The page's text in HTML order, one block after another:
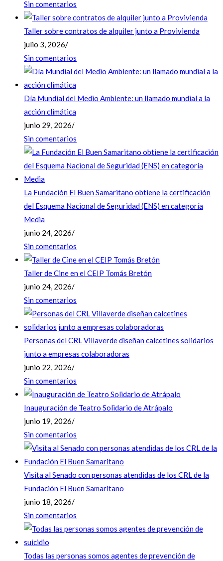
Sin comentarios
Taller sobre contratos de alquiler junto a Provivienda
julio 3, 2026/
Sin comentarios
Día Mundial del Medio Ambiente: un llamado mundial a la
acción climática
junio 29, 2026/
Sin comentarios
La Fundación El Buen Samaritano obtiene la certificación
del Esquema Nacional de Seguridad (ENS) en categoría
Media
junio 24, 2026/
Sin comentarios
Taller de Cine en el CEIP Tomás Bretón
junio 24, 2026/
Sin comentarios
Personas del CRL Villaverde diseñan calcetines solidarios
junto a empresas colaboradoras
junio 22, 2026/
Sin comentarios
Inauguración de Teatro Solidario de Atrápalo
junio 19, 2026/
Sin comentarios
Visita al Senado con personas atendidas de los CRL de la
Fundación El Buen Samaritano
junio 18, 2026/
Sin comentarios
Todas las personas somos agentes de prevención de